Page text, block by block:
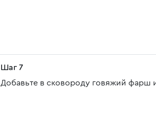
Шаг 7
Добавьте в сковороду говяжий фарш